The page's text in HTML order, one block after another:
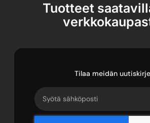
Tuotteet
Tilaa meidän